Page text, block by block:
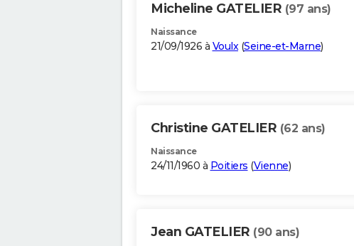
Micheline GATELIER (97 ans)
Naissance
21/09/1926 à Voulx(Seine-et-Marne)
Christine GATELIER (62 ans)
Naissance
24/11/1960 à Poitiers (Vienne)
Jean GATELIER (90 ans)